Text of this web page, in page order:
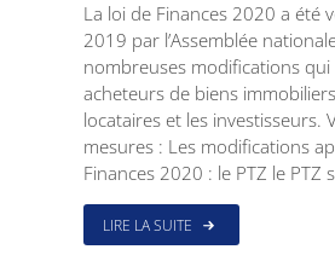
La loi de Finances 2020 a été
2019 par l’Assemblée
nombreuses modifications
acheteurs de biens
locataires et les investisseurs.
mesures : Les modifications
Finances 2020 : le PTZ le PTZ
LIRE LA SUITE